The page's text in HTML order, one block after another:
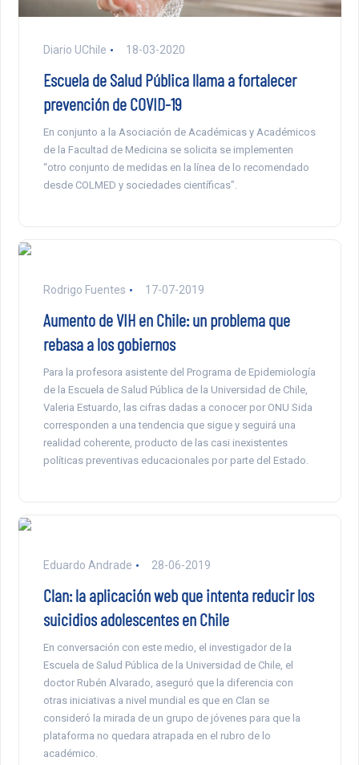
Diario UChile 18-03-2020
Escuela de Salud Pública llama a fortalecer
prevención de COVID-19
En conjunto a la Asociación de Académicas y Académicos
de la Facultad de Medicina se solicita se implementen
“otro conjunto de medidas en la línea de lo recomendado
desde COLMED y sociedades científicas”.
Rodrigo Fuentes 17-07-2019
Aumento de VIH en Chile: un problema que
rebasa a los gobiernos
Para la profesora asistente del Programa de Epidemiología
de la Escuela de Salud Pública de la Universidad de Chile,
Valeria Estuardo, las cifras dadas a conocer por ONU Sida
corresponden a una tendencia que sigue y seguirá una
realidad coherente, producto de las casi inexistentes
políticas preventivas educacionales por parte del Estado.
Eduardo Andrade 28-06-2019
Clan: la aplicación web que intenta reducir los
suicidios adolescentes en Chile
En conversación con este medio, el investigador de la
Escuela de Salud Pública de la Universidad de Chile, el
doctor Rubén Alvarado, aseguró que la diferencia con
otras iniciativas a nivel mundial es que en Clan se
consideró la mirada de un grupo de jóvenes para que la
plataforma no quedara atrapada en el rubro de lo
académico.